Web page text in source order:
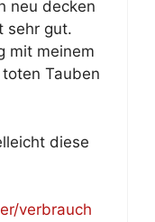
neu de­cken
sehr gut.
mit mei­nem
Tau­ben
die­se
verbrauch